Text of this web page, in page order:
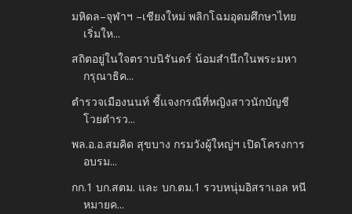
มหิดล–จุฬาฯ –เชียงใหม่ พลิกโฉมอุดมศึกษาไทย
เริ่มให...
สถิตอยู่ในใจตราบนิรันดร์ น้อมสำนึกในพระมหา
กรุณาธิค...
ตำรวจเมืองนนท์ ชี้แจงกรณีที่หญิงสาวนักบัญชี
โวยตำรว...
พล.อ.อ.สมคิด สุขบาง กรมวังผู้ใหญ่ฯ เปิดโครงการ
อบรม...
กก.1 บก.สตม. และ บก.ตม.1 รวบหนุ่มอิสราเอล หนี
หมายค...